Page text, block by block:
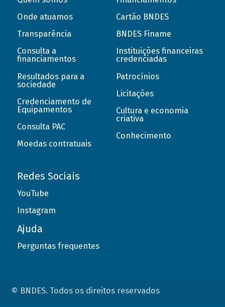
Onde atuamos
Transparência
Consulta a
financiamentos
Resultados para a
sociedade
Credenciamento de
Equipamentos
Consulta PAC
Moedas contratuais
Cartão BNDES
BNDES Finame
Instituições financeiras
credenciadas
Patrocínios
Licitações
Cultura e economia
criativa
Conhecimento
Redes Sociais
YouTube
Instagram
Ajuda
Perguntas frequentes
© BNDES. Todos os direitos reservados